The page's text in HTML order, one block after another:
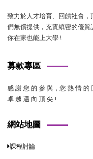
致力於人才培育、回饋社會，
們無償提供，充實縝密的優質
你在家也能上大學 !
募款專區
感 謝 您 的 參 與，您 熱 情 的
卓 越 邁 向 頂 尖 !
網站地圖
課程討論